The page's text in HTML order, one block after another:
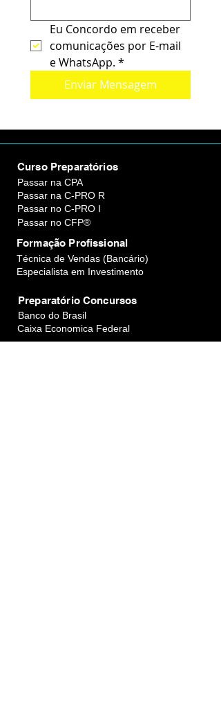
Eu Concordo em receber
comunicações por E-mail
e WhatsApp. *
Enviar Mensagem
Curso Preparatórios
Passar na CPA
Passar na C-PRO R
Passar no C-PRO I
Passar no CFP®
Formação Profissional
Técnica de Vendas (Bancário)
Especialista em Investimento
Preparatório Concursos
Banco do Brasil
Caixa Economica Federal